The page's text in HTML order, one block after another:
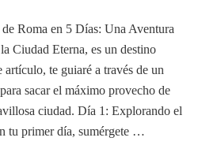
Roma en 5 Días: Una Aventura
Ciudad Eterna, es un destino
artículo, te guiaré a través de un
sacar el máximo provecho de
ciudad. Día 1: Explorando el
tu primer día, sumérgete …